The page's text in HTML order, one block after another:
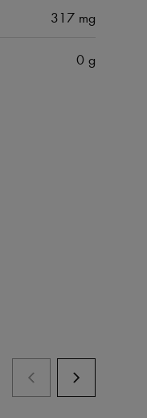
317 mg
0 g